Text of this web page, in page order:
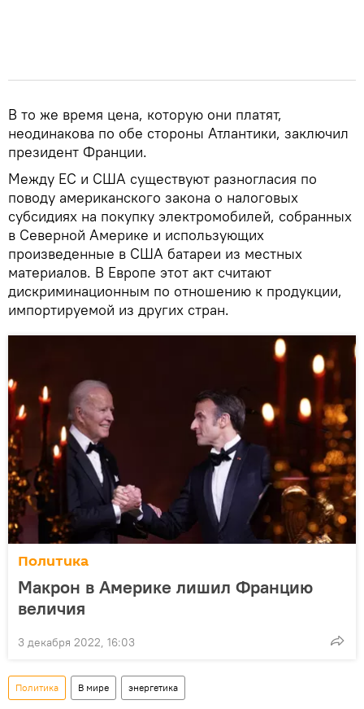
В то же время цена, которую они платят,
неодинакова по обе стороны Атлантики, заключил
президент Франции.
Между ЕС и США существуют разногласия по
поводу американского закона о налоговых
субсидиях на покупку электромобилей, собранных
в Северной Америке и использующих
произведенные в США батареи из местных
материалов. В Европе этот акт считают
дискриминационным по отношению к продукции,
импортируемой из других стран.
Политика
Макрон в Америке лишил Францию
величия
3 декабря 2022, 16:03
Политика В мире энергетика